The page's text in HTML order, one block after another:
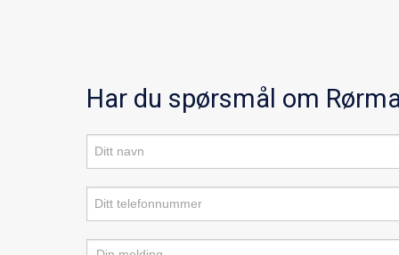
Har du spørsmål om
Produktforespørsel